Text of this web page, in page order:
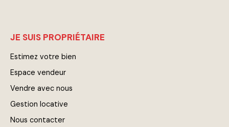
JE SUIS PROPRIÉTAIRE
Estimez votre bien
Espace vendeur
Vendre avec nous
Gestion locative
Nous contacter